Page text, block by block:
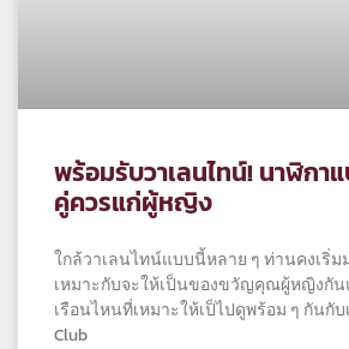
พร้อมรับวาเลนไทน์! นาฬิกา
คู่ควรแก่ผู้หญิง
ใกล้วาเลนไทน์แบบนี้หลาย ๆ ท่านคงเริ่
เหมาะกับจะให้เป็นของขวัญคุณผู้หญิงกั
เรือนไหนที่เหมาะให้เป็ไปดูพร้อม ๆ กันกับ
Club